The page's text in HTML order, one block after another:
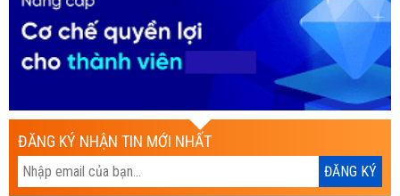
ĐĂNG KÝ NHẬN TIN MỚI NHẤT